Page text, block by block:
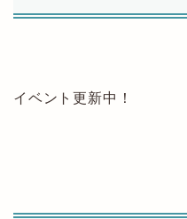
イベント更新中！